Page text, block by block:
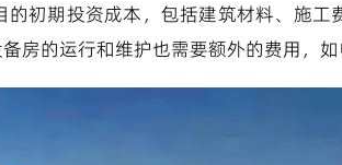
初期投资成本，包括建筑材料、施工
房的运行和维护也需要额外的费用，如